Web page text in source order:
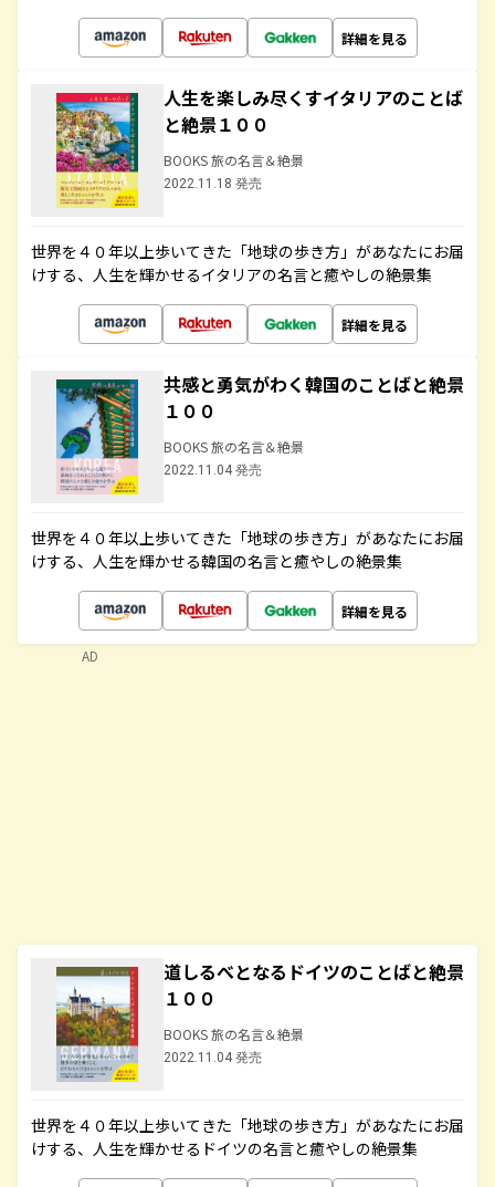
詳細を見る
人生を楽しみ尽くすイタリアのことば
と絶景１００
BOOKS 旅の名言＆絶景
2022.11.18 発売
世界を４０年以上歩いてきた「地球の歩き方」があなたにお届
けする、人生を輝かせるイタリアの名言と癒やしの絶景集
詳細を見る
共感と勇気がわく韓国のことばと絶景
１００
BOOKS 旅の名言＆絶景
2022.11.04 発売
世界を４０年以上歩いてきた「地球の歩き方」があなたにお届
けする、人生を輝かせる韓国の名言と癒やしの絶景集
詳細を見る
道しるべとなるドイツのことばと絶景
１００
BOOKS 旅の名言＆絶景
2022.11.04 発売
世界を４０年以上歩いてきた「地球の歩き方」があなたにお届
けする、人生を輝かせるドイツの名言と癒やしの絶景集
AD